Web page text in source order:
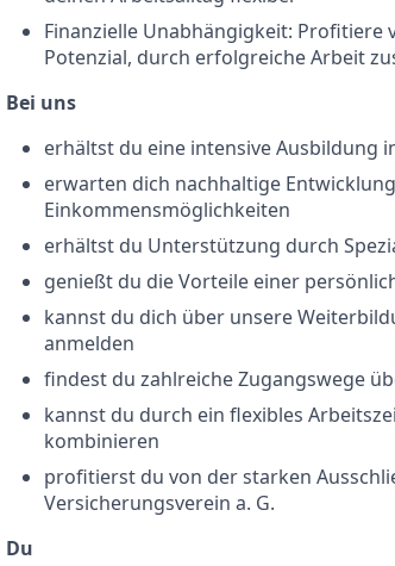
Finanzielle Unabhängigkeit: Profitiere
Potenzial, durch erfolgreiche Arbeit
Bei uns
erhältst du eine intensive Ausbildung
erwarten dich nachhaltige
Einkommensmöglichkeiten
erhältst du Unterstützung durch
genießt du die Vorteile einer
kannst du dich über unsere
anmelden
findest du zahlreiche Zugangswege
kannst du durch ein flexibles
kombinieren
profitierst du von der starken
Versicherungsverein a. G.
Du